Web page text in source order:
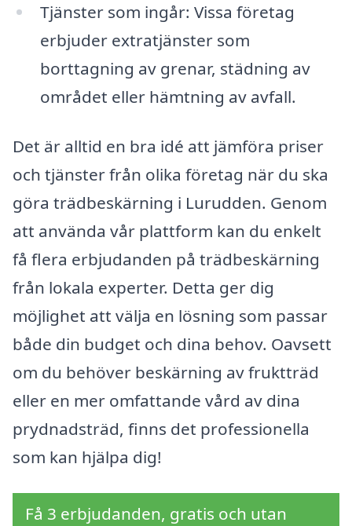
Tjänster som ingår: Vissa företag
erbjuder extratjänster som
borttagning av grenar, städning av
området eller hämtning av avfall.
Det är alltid en bra idé att jämföra priser
och tjänster från olika företag när du ska
göra trädbeskärning i Lurudden. Genom
att använda vår plattform kan du enkelt
få flera erbjudanden på trädbeskärning
från lokala experter. Detta ger dig
möjlighet att välja en lösning som passar
både din budget och dina behov. Oavsett
om du behöver beskärning av fruktträd
eller en mer omfattande vård av dina
prydnadsträd, finns det professionella
som kan hjälpa dig!
Få 3 erbjudanden, gratis och utan